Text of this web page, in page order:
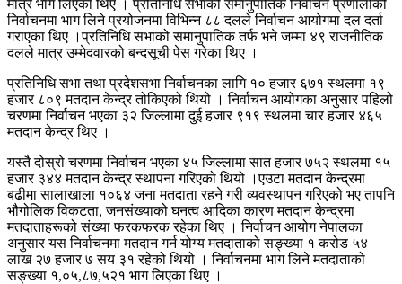
मात्र भाग लिएका थिए । प्रतिनिधि सभाको समानुपातिक निर्वाचन प्रणालीको
निर्वाचनमा भाग लिने प्रयोजनमा विभिन्न ८८ दलले निर्वाचन आयोगमा दल दर्ता
गराएका थिए ।प्रतिनिधि सभाको समानुपातिक तर्फ भने जम्मा ४९ राजनीतिक
दलले मात्र उम्मेदवारको बन्दसूची पेस गरेका थिए ।
प्रतिनिधि सभा तथा प्रदेशसभा निर्वाचनका लागि १० हजार ६७१ स्थलमा १९
हजार ८०९ मतदान केन्द्र तोकिएको थियो । निर्वाचन आयोगका अनुसार पहिलो
चरणमा निर्वाचन भएका ३२ जिल्लामा दुई हजार ९१९ स्थलमा चार हजार ४६५
मतदान केन्द्र थिए ।
यस्तै दोस्रो चरणमा निर्वाचन भएका ४५ जिल्लामा सात हजार ७५२ स्थलमा १५
हजार ३४४ मतदान केन्द्र स्थापना गरिएको थियो ।एउटा मतदान केन्द्रमा
बढीमा सालाखाला १०६४ जना मतदाता रहने गरी व्यवस्थापन गरिएको भए तापनि
भौगोलिक विकटता, जनसंख्याको घनत्व आदिका कारण मतदान केन्द्रमा
मतदाताहरूको संख्या फरकफरक रहेका थिए । निर्वाचन आयोग नेपालका
अनुसार यस निर्वाचनमा मतदान गर्न योग्य मतदाताको सङ्ख्या १ करोड ५४
लाख २७ हजार ७ सय ३१ रहेको थियो । निर्वाचनमा भाग लिने मतदाताको
सङ्ख्या १,०५,८७,५२१ भाग लिएका थिए ।